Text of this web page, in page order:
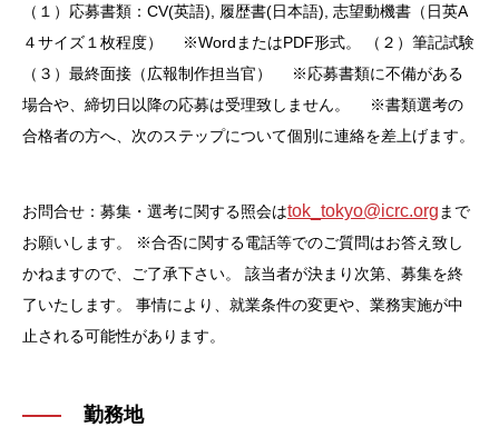
（１）応募書類：CV(英語), 履歴書(日本語), 志望動機書（日英A
４サイズ１枚程度）
※WordまたはPDF形式。
（２）筆記試験
（３）最終面接（広報制作担当官）
※応募書類に不備がある
場合や、締切日以降の応募は受理致しません。
※書類選考の
合格者の方へ、次のステップについて個別に連絡を差上げます。
お問合せ：募集・選考に関する照会はtok_tokyo@icrc.org まで
お願いします。
※合否に関する電話等でのご質問はお答え致し
かねますので、ご了承下さい。
該当者が決まり次第、募集を終
了いたします。
事情により、就業条件の変更や、業務実施が中
止される可能性があります。
勤務地